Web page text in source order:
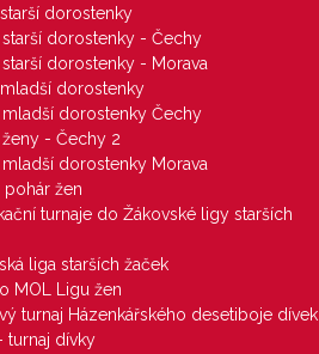
dorostenky
starší dorostenky - Čechy
starší dorostenky - Morava
dorostenky
mladší dorostenky Čechy
ženy - Čechy 2
mladší dorostenky Morava
pohár žen
turnaje do Žákovské ligy starších
liga starších žaček
MOL Ligu žen
turnaj Házenkářského desetiboje dívek
turnaj dívky